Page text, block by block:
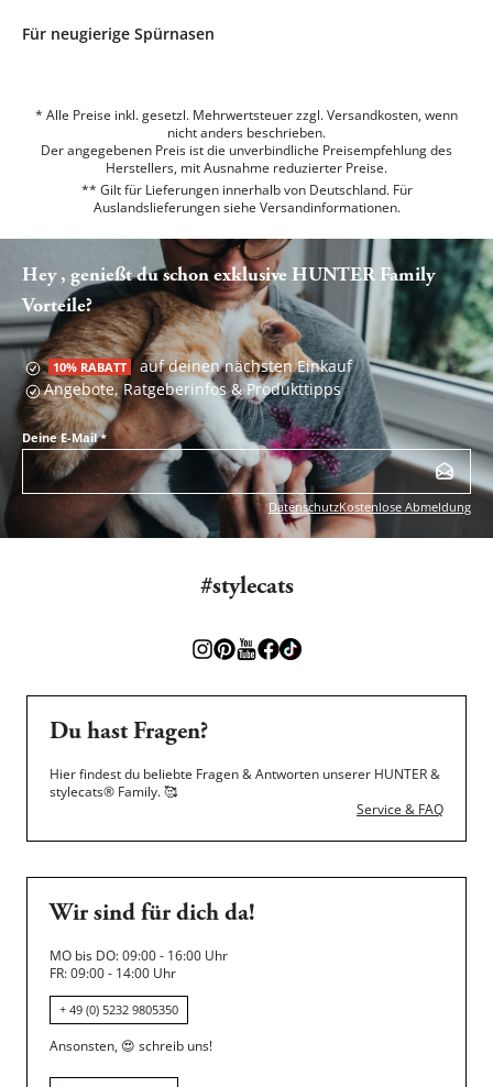
Für neugierige Spürnasen
* Alle Preise inkl. gesetzl. Mehrwertsteuer zzgl. Versandkosten, wenn
nicht anders beschrieben.
Der angegebenen Preis ist die unverbindliche Preisempfehlung des
Herstellers, mit Ausnahme reduzierter Preise.
** Gilt für Lieferungen innerhalb von Deutschland. Für
Auslandslieferungen siehe Versandinformationen.
Hey , genießt du schon exklusive HUNTER Family
Vorteile?
10% RABATT auf deinen nächsten Einkauf
Angebote, Ratgeberinfos & Produkttipps
Deine E-Mail*
DatenschutzKostenlose Abmeldung
#stylecats
Du hast Fragen?
Hier findest du beliebte Fragen & Antworten unserer HUNTER &
stylecats® Family.🥰
Service & FAQ
Wir sind für dich da!
MO bis DO: 09:00 - 16:00 Uhr
FR: 09:00 - 14:00 Uhr
+ 49 (0) 5232 9805350
Ansonsten, 😍 schreib uns!